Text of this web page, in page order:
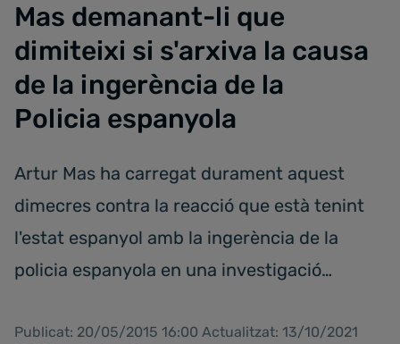
Mas demanant-li que
dimiteixi si s'arxiva la causa
de la ingerència de la
Policia espanyola
Artur Mas ha carregat durament aquest
dimecres contra la reacció que està tenint
l'estat espanyol amb la ingerència de la
policia espanyola en una investigació…
Publicat: 20/05/2015 16:00 Actualitzat: 13/10/2021